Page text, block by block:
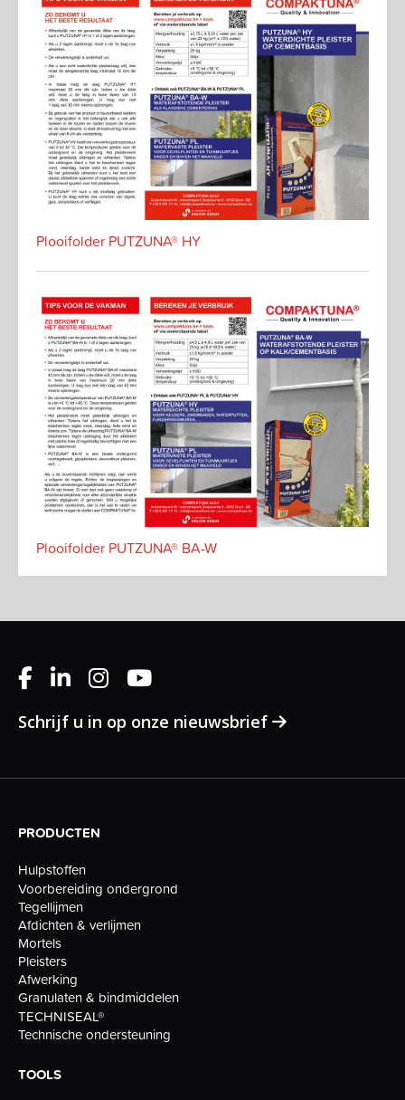
Plooifolder PUTZUNA® HY
Plooifolder PUTZUNA® BA-W
Schrijf u in op onze nieuwsbrief
PRODUCTEN
Hulpstoffen
Voorbereiding ondergrond
Tegellijmen
Afdichten & verlijmen
Mortels
Pleisters
Afwerking
Granulaten & bindmiddelen
TECHNISEAL®
Technische ondersteuning
TOOLS